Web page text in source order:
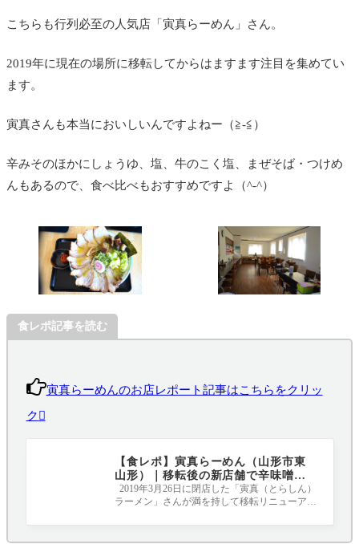
こちらも行列必至の人気店「寅真らーめん」さん。
2019年に現在の場所に移転してからはますます注目を集めてい
ます。
寅真さんも本当においしいんですよねー（≧-≦）
辛みそのほかにしょうゆ、塩、牛のこく塩、まぜそば・つけめ
んもあるので、食べ比べもおすすめですよ（^-^）
食レポ記事を読む
寅真らーめんのお店レポート記事はこちらをクリッ
ク
【食レポ】寅真らーめん（山形市東
山形）｜移転後の新店舗で辛味噌ラ
ーメンを堪能
2019年3月26日に閉店した「寅真（とらしん）
ラーメン」さんが満を持して移転リニューアル